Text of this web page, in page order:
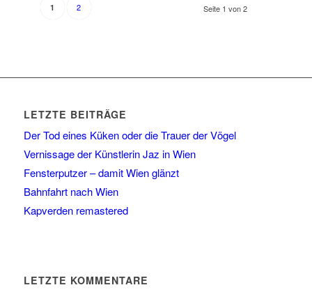
Seite 1 von 2
1 2
LETZTE BEITRÄGE
Der Tod eines Küken oder die Trauer der Vögel
Vernissage der Künstlerin Jaz in Wien
Fensterputzer – damit Wien glänzt
Bahnfahrt nach Wien
Kapverden remastered
LETZTE KOMMENTARE